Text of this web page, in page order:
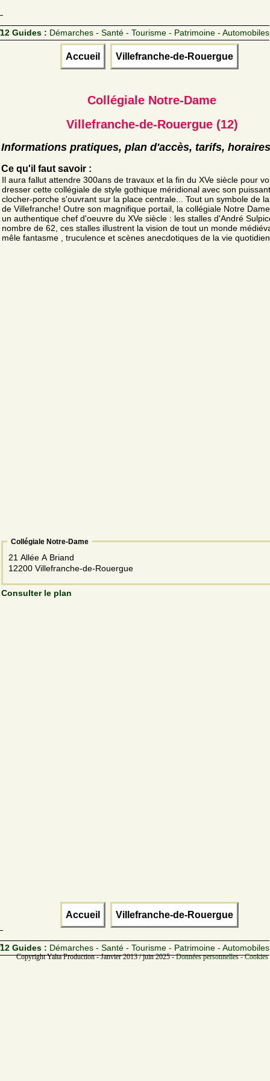
12 Guides : Démarches - Santé - Tourisme - Patrimoine - Automobiles
Accueil Villefranche-de-Rouergue
Collégiale Notre-Dame
Villefranche-de-Rouergue (12)
Informations pratiques, plan d'accès, tarifs, horaires
Ce qu'il faut savoir :
Il aura fallut attendre 300ans de travaux et la fin du XVe siècle pour
dresser cette collégiale de style gothique méridional avec son puissant
clocher-porche s'ouvrant sur la place centrale... Tout un symbole de
de Villefranche! Outre son magnifique portail, la collégiale Notre
un authentique chef d'oeuvre du XVe siècle : les stalles d'André
nombre de 62, ces stalles illustrent la vision de tout un monde
mêle fantasme , truculence et scènes anecdotiques de la vie
Collégiale Notre-Dame
21 Allée A Briand
12200 Villefranche-de-Rouergue
Consulter le plan
Accueil Villefranche-de-Rouergue
12 Guides : Démarches - Santé - Tourisme - Patrimoine - Automobiles
Copyright Yalta Production - Janvier 2013 / juin 2025 -Données personnelles -